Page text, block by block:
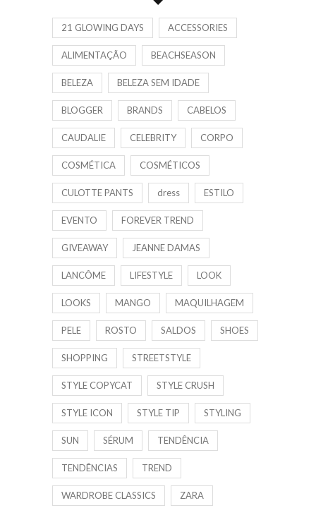
21 GLOWING DAYS ACCESSORIES
ALIMENTAÇÃO BEACHSEASON
BELEZA BELEZA SEM IDADE
BLOGGER BRANDS CABELOS
CAUDALIE CELEBRITY CORPO
COSMÉTICA COSMÉTICOS
CULOTTE PANTS dress ESTILO
EVENTO FOREVER TREND
GIVEAWAY JEANNE DAMAS
LANCÔME LIFESTYLE LOOK
LOOKS MANGO MAQUILHAGEM
PELE ROSTO SALDOS SHOES
SHOPPING STREETSTYLE
STYLE COPYCAT STYLE CRUSH
STYLE ICON STYLE TIP STYLING
SUN SÉRUM TENDÊNCIA
TENDÊNCIAS TREND
WARDROBE CLASSICS ZARA